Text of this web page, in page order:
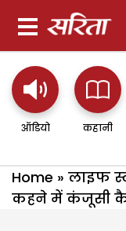
ऑडियो कहानी
Home » लाइफ
कहने में कंजूसी